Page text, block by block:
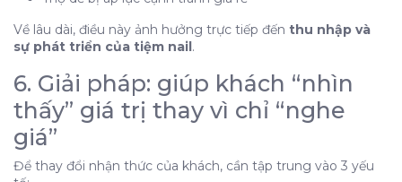
Về lâu dài, điều này ảnh hưởng trực tiếp đến
thu nhập và
sự phát triển của tiệm nail.
6. Giải pháp: giúp khách “nhìn
thấy” giá trị thay vì chỉ “nghe
giá”
Để thay đổi nhận thức của khách, cần tập trung vào 3 yếu
tố: